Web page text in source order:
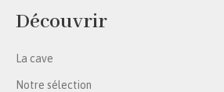
Découvrir
La cave
Notre sélection